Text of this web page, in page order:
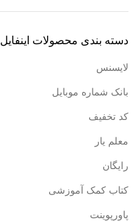
دسته بندی محصولات اینفایل
لایسنس
بانک شماره موبایل
کد تخفیف
معلم یار
رایگان
کتاب کمک آموزشی
پاورپوینت